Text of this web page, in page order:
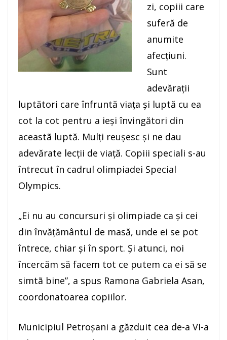
zi, copiii care
suferă de
anumite
afecțiuni.
Sunt
adevărații
luptători care înfruntă viața și luptă cu ea
cot la cot pentru a ieși învingători din
aceastã luptă. Mulți reușesc și ne dau
adevărate lecții de viață. Copiii speciali s-au
întrecut în cadrul olimpiadei Special
Olympics.
„Ei nu au concursuri și olimpiade ca și cei
din învățământul de masă, unde ei se pot
întrece, chiar și în sport. Și atunci, noi
încercăm să facem tot ce putem ca ei să se
simtã bine”, a spus Ramona Gabriela Asan,
coordonatoarea copiilor.
Municipiul Petroșani a găzduit cea de-a VI-a